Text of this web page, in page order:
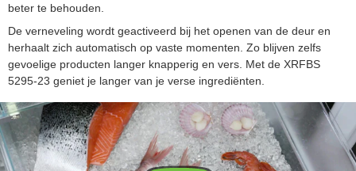
beter te behouden.
De verneveling wordt geactiveerd bij het openen van de deur en
herhaalt zich automatisch op vaste momenten. Zo blijven zelfs
gevoelige producten langer knapperig en vers. Met de XRFBS
5295-23 geniet je langer van je verse ingrediënten.